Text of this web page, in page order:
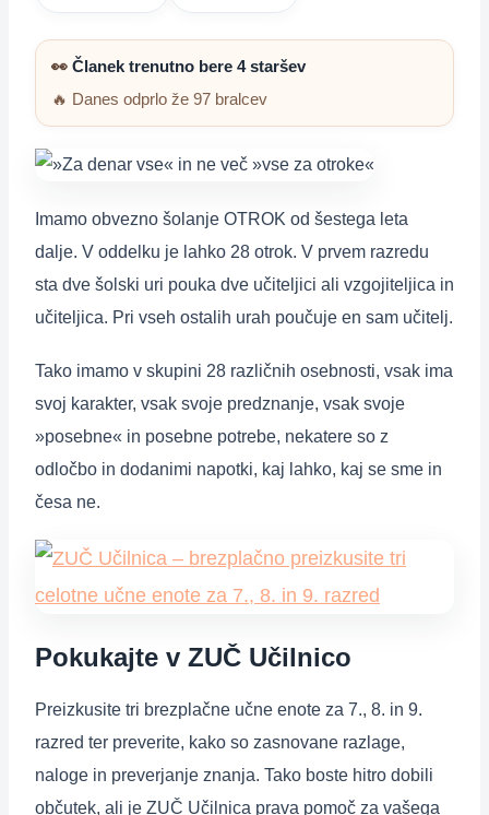
👀 Članek trenutno bere 4 staršev
🔥 Danes odprlo že 97 bralcev
Imamo obvezno šolanje OTROK od šestega leta
dalje. V oddelku je lahko 28 otrok. V prvem razredu
sta dve šolski uri pouka dve učiteljici ali vzgojiteljica in
učiteljica. Pri vseh ostalih urah poučuje en sam učitelj.
Tako imamo v skupini 28 različnih osebnosti, vsak ima
svoj karakter, vsak svoje predznanje, vsak svoje
»posebne« in posebne potrebe, nekatere so z
odločbo in dodanimi napotki, kaj lahko, kaj se sme in
česa ne.
Pokukajte v ZUČ Učilnico
Preizkusite tri brezplačne učne enote za 7., 8. in 9.
razred ter preverite, kako so zasnovane razlage,
naloge in preverjanje znanja. Tako boste hitro dobili
občutek, ali je ZUČ Učilnica prava pomoč za vašega